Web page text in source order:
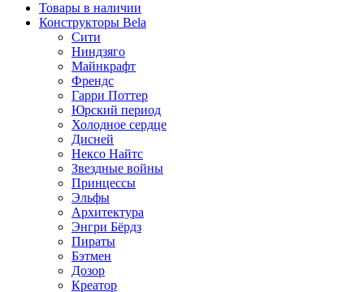
Товары в наличии
Конструкторы Bela
Сити
Ниндзяго
Майнкрафт
Френдс
Гарри Поттер
Юрский период
Холодное сердце
Дисней
Нексо Найтс
Звездные войны
Принцессы
Эльфы
Архитектура
Энгри Бёрдз
Пираты
Бэтмен
Дозор
Креатор